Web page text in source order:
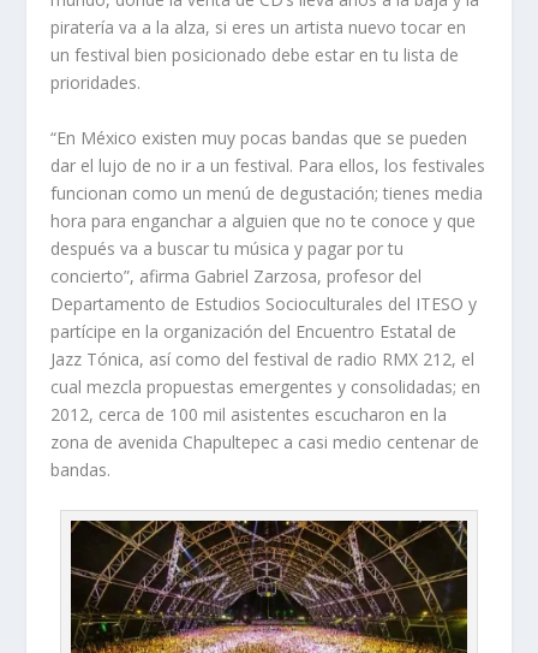
piratería va a la alza, si eres un artista nuevo tocar en
un festival bien posicionado debe estar en tu lista de
prioridades.
“En México existen muy pocas bandas que se pueden
dar el lujo de no ir a un festival. Para ellos, los festivales
funcionan como un menú de degustación; tienes media
hora para enganchar a alguien que no te conoce y que
después va a buscar tu música y pagar por tu
concierto”, afirma Gabriel Zarzosa, profesor del
Departamento de Estudios Socioculturales del ITESO y
partícipe en la organización del Encuentro Estatal de
Jazz Tónica, así como del festival de radio RMX 212, el
cual mezcla propuestas emergentes y consolidadas; en
2012, cerca de 100 mil asistentes escucharon en la
zona de avenida Chapultepec a casi medio centenar de
bandas.